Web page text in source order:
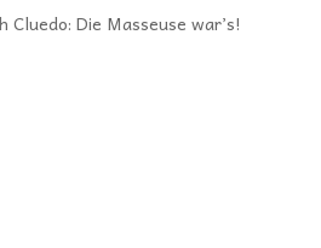
Cluedo: Die Masseuse war’s!